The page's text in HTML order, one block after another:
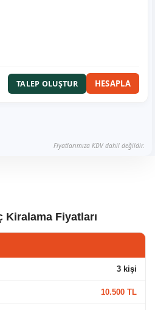
TALEP OLUŞTUR HESAPLA
Fiyatlarımıza KDV dahil değildir.
Fiyatları
3 kişi
10.500 TL